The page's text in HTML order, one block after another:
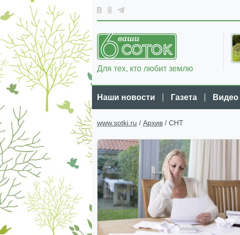
Для тех, кто любит землю
Наши новости Газета Видео
www.sotki.ru / Архив / СНТ